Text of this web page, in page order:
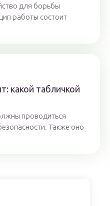
для борьбы
работы состоит
какой табличкой
проводиться
Также оно